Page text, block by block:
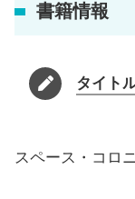
書籍情報
タイト
スペース・コロ